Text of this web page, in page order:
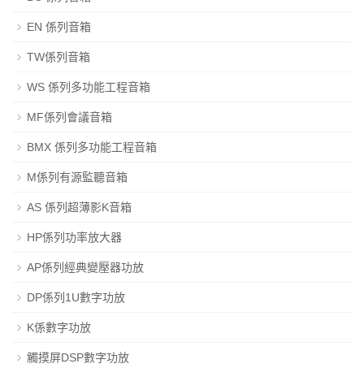
EN 係列音箱
TW係列音箱
WS 係列多功能工程音箱
MF係列會議音箱
BMX 係列多功能工程音箱
M係列有源監聽音箱
AS 係列超薄影K音箱
HP係列功率放大器
AP係列經典變壓器功放
DP係列1U數字功放
K係數字功放
觸摸屏DSP數字功放